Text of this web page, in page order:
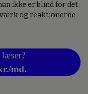
ikke er blind for det
og reaktionerne
md.